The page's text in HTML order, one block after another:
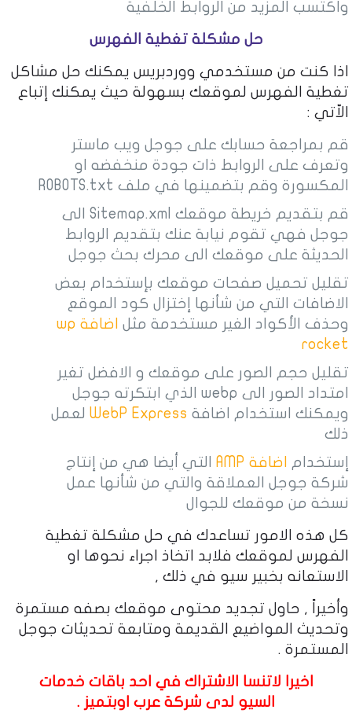
واكتسب المزيد من الروابط الخلفية
حل مشكلة تغطية الفهرس
اذا كنت من مستخدمي ووردبريس يمكنك حل مشاكل
تغطية الفهرس لموقعك بسهولة حيث يمكنك إتباع
الاّتي :
قم بمراجعة حسابك على جوجل ويب ماستر
وتعرف على الروابط ذات جودة منخفضه او
المكسورة وقم بتضمينها في ملف ROBOTS.txt
قم بتقديم خريطة موقعك Sitemap.xml الى
جوجل فهي تقوم نيابة عنك بتقديم الروابط
الحديثة على موقعك الى محرك بحث جوجل
تقليل تحميل صفحات موقعك بإستخدام بعض
الاضافات التي من شأنها إختزال كود الموقع
وحذف الأكواد الغير مستخدمة مثل
اضافة wp
rocket
تقليل حجم الصور على موقعك و الافضل تغير
امتداد الصور الى webp الذي ابتكرته جوجل
ويمكنك استخدام اضافة WebP Express لعمل
ذلك
إستخدام
اضافة AMP
التي أيضا هي من إنتاج
شركة جوجل العملاقة والتي من شأنها عمل
نسخة من موقعك للجوال
كل هذه الامور تساعدك في حل مشكلة تغطية
الفهرس لموقعك فلابد اتخاذ اجراء نحوها او
الاستعانه بخبير سيو في ذلك ,
وأخيراً , حاول تجديد محتوى موقعك بصفه مستمرة
وتحديث المواضيع القديمة ومتابعة تحديثات جوجل
المستمرة .
اخيرا لاتنسا الاشتراك في احد باقات خدمات
السيو لدى شركة عرب اوبتميز .